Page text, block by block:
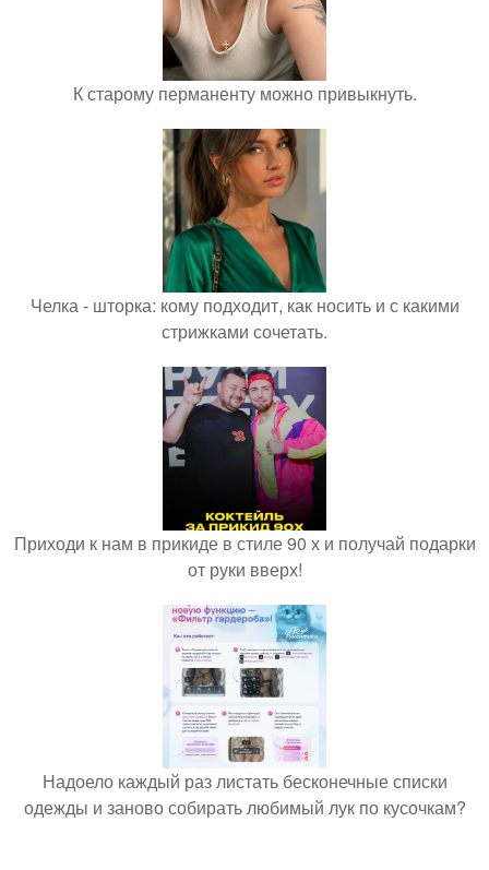
К старому перманенту можно привыкнуть.
Челка - шторка: кому подходит, как носить и с какими
стрижками сочетать.
Приходи к нам в прикиде в стиле 90 х и получай подарки
от руки вверх!
Надоело каждый раз листать бесконечные списки
одежды и заново собирать любимый лук по кусочкам?